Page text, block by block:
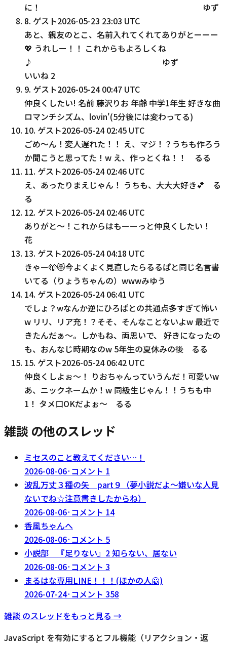
に！ ゆず
8. ゲスト2026-05-23 23:03 UTC
あと、親友のとこ、名前入れてくれてありがとーーー
💖 うれしー！！ これからもよろしくね
♪ ゆず
いいね 2
9. ゲスト2026-05-24 00:47 UTC
仲良くしたい! 名前 藤沢りお 年齢 中学1年生 好きな曲
ロマンチシズム、lovin'(5分後には変わってる)
10. ゲスト2026-05-24 02:45 UTC
ごめ〜ん！変人遅れた！！ え、マジ！？うちも作ろう
か聞こうと思ってた！w え、作っとくね！！ るる
11. ゲスト2026-05-24 02:46 UTC
え、あったりまえじゃん！ うちも、大大大好き💕 る
る
12. ゲスト2026-05-24 02:46 UTC
ありがと〜！これからはもーーっと仲良くしたい！
花
13. ゲスト2026-05-24 04:18 UTC
きゃー🫣😻今よくよく見直したらるるぱと同じ名言書
いてる（りょうちゃんの）wwwみゆう
14. ゲスト2026-05-24 06:41 UTC
でしょ？wなんか逆にひろぱとの共通点多すぎて怖い
w リリ、リア充！？そそ、そんなことないよw 最近で
きたんだぁ〜。しかもね、両思いで、 好きになったの
も、おんなじ時期なのw 5年生の夏休みの後 るる
15. ゲスト2026-05-24 06:42 UTC
仲良くしよぉ〜！ りおちゃんっていうんだ！可愛いw
あ、ニックネームか！w 同級生じゃん！！うちも中
1！ タメ口OKだよぉ〜 るる
雑談 の他のスレッド
ミセスのこと教えてください…！
2026-08-06· コメント 1
波乱万丈３種の矢 part９（夢小説だよ～嫌いな人見
ないでね☆注意書きしたからね）
2026-08-06· コメント 14
香風ちゃんへ
2026-08-06· コメント 5
小説部 『足りない』2 知らない、居ない
2026-08-06· コメント 3
まるはな専用LINE！！！(ほかの人🙅)
2026-07-24· コメント 358
雑談 のスレッドをもっと見る →
JavaScript を有効にするとフル機能（リアクション・返